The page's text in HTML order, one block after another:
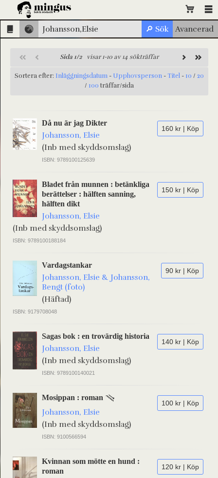
Sida 1/2 visar 1-10 av 14 sökträffar
Sortera efter: Inläggningsdatum - Upphovsperson -Titel - 10 / 20
/ 100 träffar/sida
160 kr | Köp
Då nu är jag Dikter
Johansson, Elsie
(Inb med skyddsomslag)
ISBN: 9789100125639
150 kr | Köp
Bladet från munnen : betänkliga
berättelser : hälften sanning,
hälften dikt
Johansson, Elsie
(Inb med skyddsomslag)
ISBN: 9789100188184
90 kr | Köp
Vardagstankar
Johansson, Elsie & Johansson,
Bengt (foto)
(Häftad)
ISBN: 9179708048
140 kr | Köp
Sagas bok : en trovärdig historia
Johansson, Elsie
(Inb med skyddsomslag)
ISBN: 9789100140021
100 kr | Köp
Mosippan : roman
Johansson, Elsie
(Inb med skyddsomslag)
ISBN: 9100566594
120 kr | Köp
Kvinnan som mötte en hund :
roman